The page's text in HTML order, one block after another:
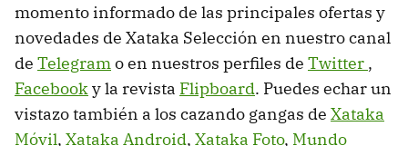
momento informado de las principales ofertas y
novedades de Xataka Selección en nuestro canal
de Telegramo en nuestros perfiles de Twitter ,
Facebooky la revista Flipboard. Puedes echar un
vistazo también a los cazando gangas de Xataka
Móvil, Xataka Android, Xataka Foto, Mundo